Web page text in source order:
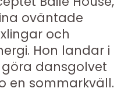
oväntade
och
Hon landar i
dansgolvet
en sommarkväll.